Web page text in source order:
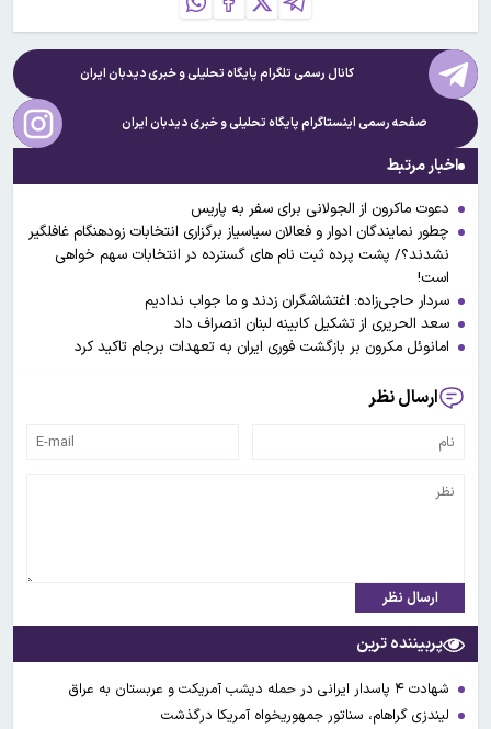
کانال رسمی تلگرام پایگاه تحلیلی و خبریدیدبان ایران
صفحه رسمی اینستاگرام پایگاه تحلیلی و خبریدیدبان ایران
اخبار مرتبط
دعوت ماکرون از الجولانی برای سفر به پاریس
چطور نمایندگان ادوار و فعالان سیاسیاز برگزاری انتخابات زودهنگام غافلگیر
نشدند؟/ پشت پرده ثبت نام های گسترده در انتخابات سهم خواهی
است!
سردار حاجی‌زاده: اغتشاشگران زدند و ما جواب ندادیم
سعد الحریری از تشکیل کابینه لبنان انصراف داد
امانوئل مکرون بر بازگشت فوری ایران به تعهدات برجام تاکید کرد
ارسال نظر
ارسال نظر
پربیننده ترین
شهادت ۴ پاسدار ایرانی در حمله دیشب آمریکت و عربستان به عراق
لیندزی گراهام، سناتور جمهوریخواه آمریکا درگذشت